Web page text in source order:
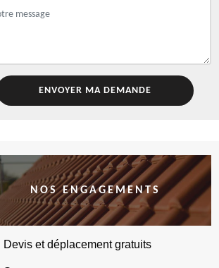
NOS ENGAGEMENTS
Devis et déplacement gratuits